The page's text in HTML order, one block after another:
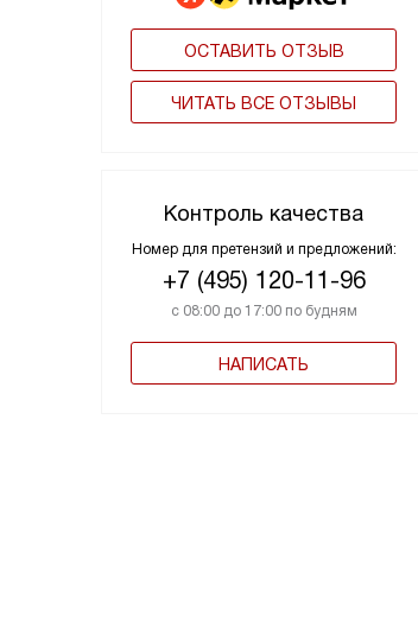
ОСТАВИТЬ ОТЗЫВ
ЧИТАТЬ ВСЕ ОТЗЫВЫ
Контроль качества
Номер для претензий и предложений:
+7 (495) 120-11-96
с 08:00 до 17:00 по будням
НАПИСАТЬ